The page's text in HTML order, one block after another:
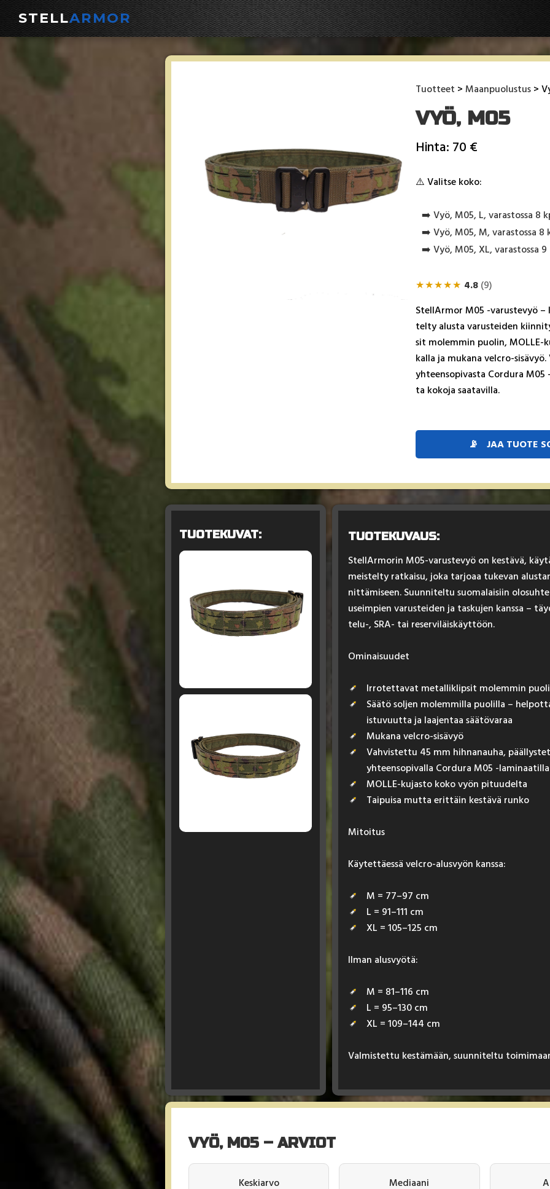
STELLARMOR
Tuotteet >Maanpuolustus>
VYÖ, M05
Hinta: 70 €
⚠️ Valitse koko:
➡️ Vyö, M05, L, varastossa 8
➡️ Vyö, M05, M, varastossa 8
➡️ Vyö, M05, XL, varastossa
★★★★★ 4.8(9)
Stel­lAr­mor M05 -va­rus­te­vyö
tel­ty alus­ta va­rus­tei­den
sit mo­lem­min puo­lin,
kal­la ja mu­ka­na velc­ro-
yh­teen­so­pi­vas­ta Cor­du­ra
ta ko­ko­ja saa­ta­vil­la.
📡 JAA TUOTE
TUOTEKUVAT: TUOTEKUVAUS:
Stel­lAr­mo­rin M05-va­rus­te­vyö on kes­tä­vä,
meis­tel­ty rat­kai­su, jo­ka tar­joaa tu­ke­van
nit­tä­mi­seen. Suun­ni­tel­tu suo­ma­lai­siin
useim­pien va­rus­tei­den ja tas­ku­jen kans­sa –
te­lu-, SRA- tai re­ser­vi­läis­käyt­töön.
Omi­nai­suu­det
Irrotettavat metalliklipsit molemmin
Säätö soljen molemmilla puolilla –
istuvuutta ja laajentaa säätövaraa
Mukana velcro-sisävyö
Vahvistettu 45 mm hihnanauha,
yhteensopivalla Cordura M05 -laminaatilla
MOLLE-kujasto koko vyön pituudelta
Taipuisa mutta erittäin kestävä runko
Mi­toi­tus
Käy­tet­täes­sä velc­ro-alus­vyön kans­sa:
M = 77–97 cm
L = 91–111 cm
XL = 105–125 cm
Il­man alus­vyö­tä:
M = 81–116 cm
L = 95–130 cm
XL = 109–144 cm
Val­mis­tet­tu kes­tä­mään, suun­ni­tel­tu
VYÖ, M05 – ARVIOT
Keskiarvo Mediaani